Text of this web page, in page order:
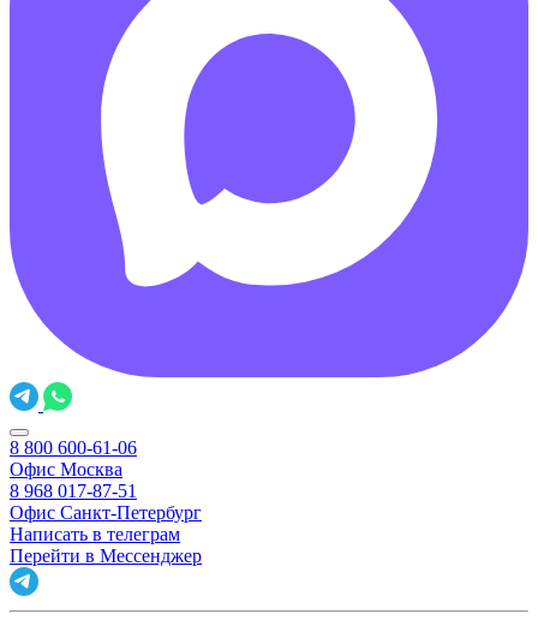
8 800 600-61-06
Офис Москва
8 968 017-87-51
Офис Санкт-Петербург
Написать в телеграм
Перейти в Мессенджер